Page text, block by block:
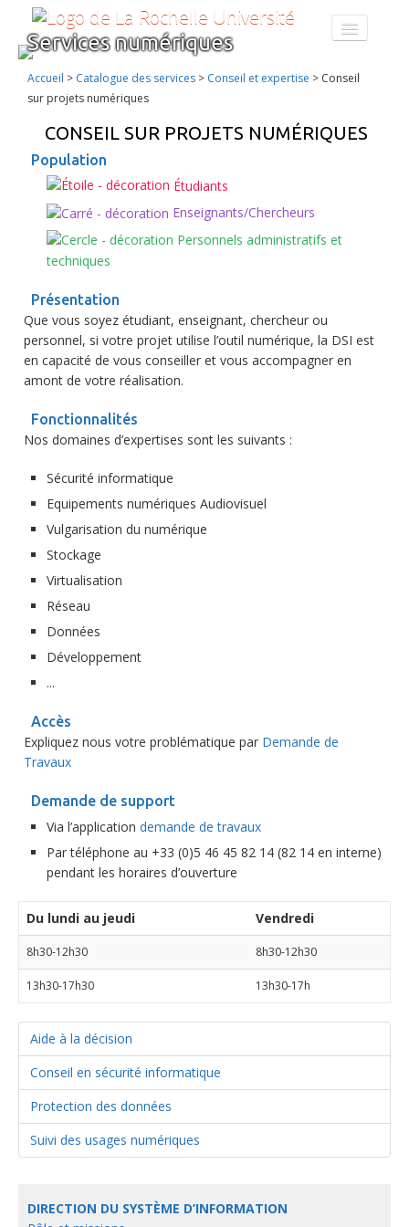
CATALOGUE DES SERVICES
FORMATION AU NUMÉRIQUE
À PROPOS
ENT
Services numériques
Accueil > Catalogue des services > Conseil et expertise > Conseil
sur projets numériques
CONSEIL SUR PROJETS NUMÉRIQUES
Population
Étudiants
Enseignants/Chercheurs
Personnels administratifs et
techniques
Présentation
Que vous soyez étudiant, enseignant, chercheur ou
personnel, si votre projet utilise l’outil numérique, la DSI est
en capacité de vous conseiller et vous accompagner en
amont de votre réalisation.
Fonctionnalités
Nos domaines d’expertises sont les suivants :
Sécurité informatique
Equipements numériques Audiovisuel
Vulgarisation du numérique
Stockage
Virtualisation
Réseau
Données
Développement
...
Accès
Expliquez nous votre problématique par Demande de
Travaux
Demande de support
Via l’application demande de travaux
Par téléphone au +33 (0)5 46 45 82 14 (82 14 en interne)
pendant les horaires d’ouverture
Du lundi au jeudi Vendredi
8h30-12h30 8h30-12h30
13h30-17h30 13h30-17h
Aide à la décision
Conseil en sécurité informatique
Protection des données
Suivi des usages numériques
DIRECTION DU SYSTÈME D’INFORMATION